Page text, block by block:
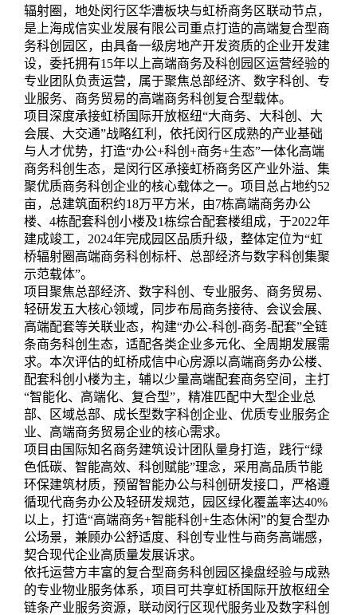
辐射圈，地处闵行区华漕板块与虹桥商务区联动节点，
是上海成信实业发展有限公司重点打造的高端复合型商
务科创园区，由具备一级房地产开发资质的企业开发建
设，委托拥有15年以上高端商务及科创园区运营经验的
专业团队负责运营，属于聚焦总部经济、数字科创、专
业服务、商务贸易的高端商务科创复合型载体。
项目深度承接虹桥国际开放枢纽“大商务、大科创、大
会展、大交通”战略红利，依托闵行区成熟的产业基础
与人才优势，打造“办公+科创+商务+生态”一体化高端
商务科创生态，是闵行区承接虹桥商务区产业外溢、集
聚优质商务科创企业的核心载体之一。项目总占地约52
亩，总建筑面积约18万平方米，由7栋高端商务办公
楼、4栋配套科创小楼及1栋综合配套楼组成，于2022年
建成竣工，2024年完成园区品质升级，整体定位为“虹
桥辐射圈高端商务科创标杆、总部经济与数字科创集聚
示范载体”。
项目聚焦总部经济、数字科创、专业服务、商务贸易、
轻研发五大核心领域，同步布局商务接待、会议会展、
高端配套等关联业态，构建“办公-科创-商务-配套”全链
条商务科创生态，适配各类企业多元化、全周期发展需
求。本次评估的虹桥成信中心房源以高端商务办公楼、
配套科创小楼为主，辅以少量高端配套商务空间，主打
“智能化、高端化、复合型”，精准匹配中大型企业总
部、区域总部、成长型数字科创企业、优质专业服务企
业、高端商务贸易企业的核心需求。
项目由国际知名商务建筑设计团队量身打造，践行“绿
色低碳、智能高效、科创赋能”理念，采用高品质节能
环保建筑材质，预留智能办公与科创研发接口，严格遵
循现代商务办公及轻研发规范，园区绿化覆盖率达40%
以上，打造“高端商务+智能科创+生态休闲”的复合型办
公场景，兼顾办公舒适度、科创专业性与商务高端感，
契合现代企业高质量发展诉求。
依托运营方丰富的复合型商务科创园区操盘经验与成熟
的专业物业服务体系，项目可共享虹桥国际开放枢纽全
链条产业服务资源，联动闵行区现代服务业及数字科创